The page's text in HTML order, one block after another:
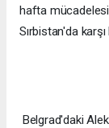
hafta
Sırbistan'da
Belgrad'daki